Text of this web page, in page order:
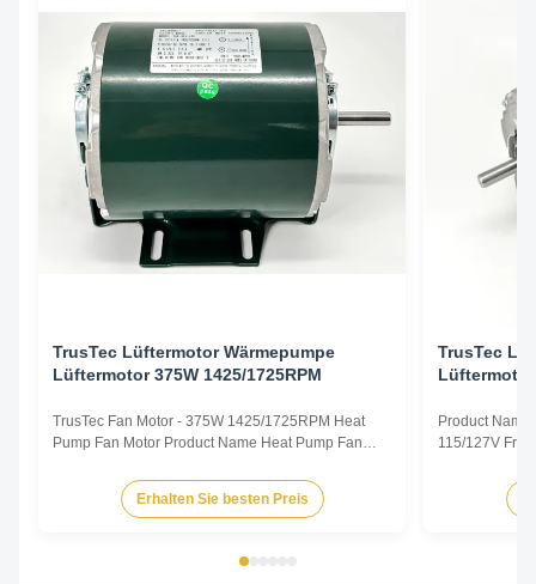
TrusTec Lüftermotor Wärmepumpe
Lüftermotor 375W 1425/1725RPM
TrusTec Fan Motor - 375W 1425/1725RPM Heat
Pump Fan Motor Product Name Heat Pump Fan
Power 375W Pole 4P AMPS 8.1/6.5 Speed
1425/1725RPM Insulation Class CL.B Capacitor /
Erhalten Sie besten Preis
TrusTec
Lüftermotor
Product
115/127V
Insulation
Other